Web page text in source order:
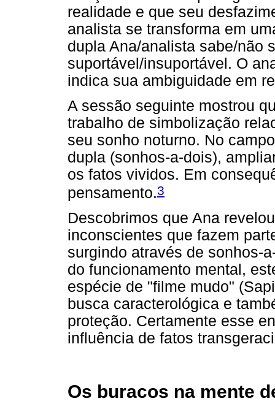
realidade e que seu
analista se transforma em
dupla Ana/analista sabe/não
suportável/insuportável. O
indica sua ambiguidade em
A sessão seguinte mostrou
trabalho de simbolização
seu sonho noturno. No
dupla (sonhos-a-dois),
os fatos vividos. Em
pensamento.3
Descobrimos que Ana
inconscientes que fazem
surgindo através de sonhos-
do funcionamento mental,
espécie de "filme mudo"
busca caracterológica e
proteção. Certamente esse
influência de fatos
Os buracos na mente